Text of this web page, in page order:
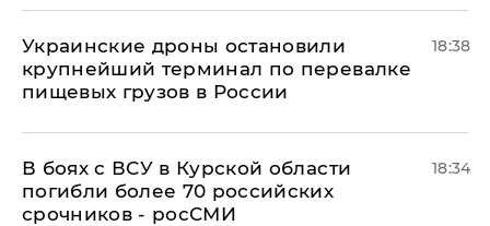
Украинские дроны остановили
крупнейший терминал по перевалке
пищевых грузов в России
18:38
В боях с ВСУ в Курской области
погибли более 70 российских
срочников - росСМИ
18:34